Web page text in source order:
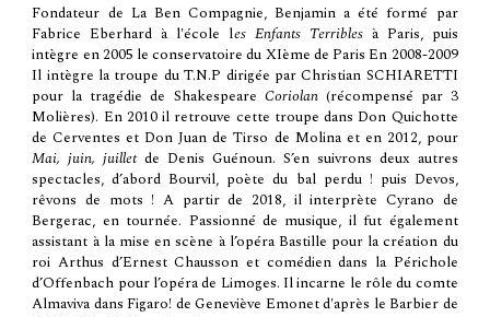
Fondateur de La Ben Compagnie,Benjamin a été formé par
Fabrice Eberhard à l'école les Enfants Terribles à Paris, puis
intègre en 2005 le conservatoire du XIème de Paris En 2008-2009
Il intègre la troupe duT.N.P dirigée par Christian SCHIARETTI
pour la tragédie de Shakespeare Coriolan (récompensé par 3
Molières). En 2010 il retrouve cette troupe dans Don Quichotte
de Cerventes et Don Juan de Tirso de Molina et en 2012, pour
Mai, juin, juilletde Denis Guénoun. S’en suivrons deux autres
spectacles, d’abord Bourvil, poète du bal perdu ! puis Devos,
rêvons de mots ! A partir de 2018, il interprète Cyrano de
Bergerac, en tournée. Passionné de musique, il fut également
assistant à la mise en scène à l’opéra Bastille pour la création du
roi Arthus d’Ernest Chausson et comédien dans la Périchole
d’Offenbach pour l’opéra de Limoges. Il incarne le rôledu comte
Almaviva dans Figaro! de Geneviève Emonet d'après le Barbier de